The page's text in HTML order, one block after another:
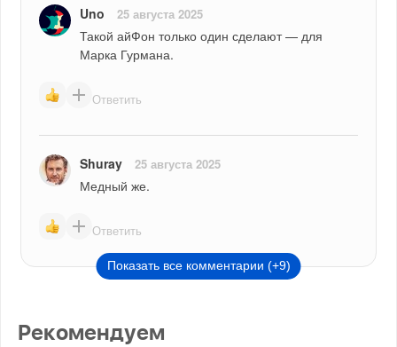
Uno 25 августа 2025
Такой айФон только один сделают — для
Марка Гурмана.
Ответить
Shuray 25 августа 2025
Медный же.
Ответить
Показать все комментарии (+9)
Рекомендуем